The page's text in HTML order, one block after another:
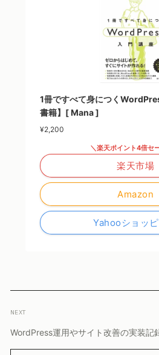
1冊ですべて身につく
書籍】[ Mana ]
¥2,200
Amazon
＼楽天ポイント4倍セ
楽天市場
Yahooショッ
NEXT
WordPress運用やサイト改善の実装記